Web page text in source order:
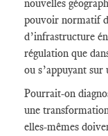
nouvelles
pouvoir normatif
d’infrastructure
régulation que
ou s’appuyant sur
Pourrait-on
une
elles-mêmes